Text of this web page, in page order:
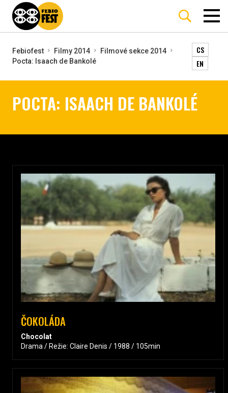
Febiofest Filmy 2014
Filmové sekce 2014
Pocta: Isaach de Bankolé
CS
EN
POCTA: ISAACH DE BANKOLÉ
ČOKOLÁDA
Chocolat
Drama / Režie: Claire Denis / 1988 / 105min